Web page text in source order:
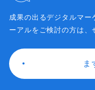
成果の出るデジタルマ
ーアルをご検討の方は、
ま